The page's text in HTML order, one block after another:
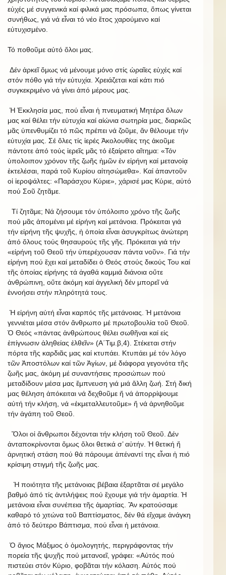
εὐχές μέ συγγενικά καί φιλικά μας πρόσωπα, ὅπως γίνεται
συνήθως, γιά νά εἶναι τό νέο ἔτος χαρούμενο καί
εὐτυχισμένο.
Τό ποθοῦμε αὐτό ὅλοι μας.
Δέν ἀρκεῖ ὅμως νά μένουμε μόνο στίς ὡραῖες εὐχές καί
στόν πόθο γιά τήν εὐτυχία. Χρειάζεται καί κάτι πιό
συγκεκριμένο νά γίνει ἀπό μέρους μας.
Ἡ Ἐκκλησία μας, πού εἶναι ἡ πνευματική Μητέρα ὅλων
μας καί θέλει τήν εὐτυχία καί αἰώνια σωτηρία μας, διαρκῶς
μᾶς ὑπενθυμίζει τό πῶς πρέπει νά ζοῦμε, ἄν θέλουμε τήν
εὐτυχία μας. Σέ ὅλες τίς ἱερές Ἀκολουθίες της ἀκοῦμε
πάντοτε ἀπό τούς ἱερεῖς μᾶς τό ἐξαίρετο αἴτημα: «Τόν
ὑπολοιπον χρόνον τῆς ζωῆς ἡμῶν ἐν εἰρήνη καί μετανοίᾳ
ἐκτελέσαι, παρά τοῦ Κυρίου αἰτησώμεθα». Καί ἀπαντοῦν
οἱ ἱεροψάλτες: «Παράσχου Κύριε», χάρισέ μας Κύριε, αὐτό
πού Σοῦ ζητᾶμε.
Τί ζητᾶμε; Νά ζήσουμε τόν ὑπόλοιπο χρόνο τῆς ζωῆς
πού μᾶς ἀπομένει μέ εἰρήνη καί μετάνοια. Πρόκειται γιά
τήν εἰρήνη τῆς ψυχῆς, ἡ ὁποία εἶναι ἀσυγκρίτως ἀνώτερη
ἀπό ὅλους τούς θησαυρούς τῆς γῆς. Πρόκειται γιά τήν
«εἰρήνη τοῦ Θεοῦ τήν ὑπερέχουσαν πάντα νοῦν». Γιά τήν
εἰρήνη πού ἔχει καί μεταδίδει ὁ Θεός στούς δικούς Του καί
τῆς ὁποίας εἰρήνης τά ἀγαθά καμμιά διάνοια οὔτε
ἀνθρώπινη, οὔτε ἀκόμη καί ἀγγελική δέν μπορεῖ νά
ἐννοήσει στήν πληρότητά τους.
Ἡ εἰρήνη αὐτή εἶναι καρπός τῆς μετάνοιας. Ἡ μετάνοια
γεννιέται μέσα στόν ἄνθρωπο μέ πρωτοβουλία τοῦ Θεοῦ.
Ὁ Θεός «πάντας ἀνθρώπους θέλει σωθῆναι καί εἰς
ἐπίγνωσιν ἀληθείας ἐλθεῖν» (Α΄Τιμ.β,4). Στέκεται στήν
πόρτα τῆς καρδιᾶς μας καί κτυπάει. Κτυπάει μέ τόν λόγο
τῶν Ἀποστόλων καί τῶν Ἁγίων, μέ διάφορα γεγονότα τῆς
ζωῆς μας, ἀκόμη μέ συναντήσεις προσώπων πού
μεταδίδουν μέσα μας ἔμπνευση γιά μιά ἄλλη ζωή. Στή δική
μας θέληση ἀπόκειται νά δεχθοῦμε ἤ νά ἀπορρίψουμε
αὐτή τήν κλήση, νά «ἐκμεταλλευτοῦμε» ἤ νά ἀρνηθοῦμε
τήν ἀγάπη τοῦ Θεοῦ.
Ὅλοι οἱ ἄνθρωποι δέχονται τήν κλήση τοῦ Θεοῦ. Δέν
ἀνταποκρίνονται ὅμως ὅλοι θετικά σ’ αὐτήν. Ἡ θετική ἤ
ἀρνητική στάση πού θά πάρουμε ἀπέναντί της εἶναι ἡ πιό
κρίσιμη στιγμή τῆς ζωῆς μας.
Ἡ ποιότητα τῆς μετάνοιας βέβαια ἐξαρτᾶται σέ μεγάλο
βαθμό ἀπό τίς ἀντιλήψεις πού ἔχουμε γιά τήν ἁμαρτία. Ἡ
μετάνοια εἶναι συνέπεια τῆς ἁμαρτίας. Ἄν κρατούσαμε
καθαρό τό χιτώνα τοῦ Βαπτίσματος, δέν θά εἴχαμε ἀνάγκη
ἀπό τό δεύτερο Βάπτισμα, πού εἶναι ἡ μετάνοια.
Ὁ ἅγιος Μάξιμος ὁ ὁμολογητής, περιγράφοντας τήν
πορεία τῆς ψυχῆς πού μετανοεῖ, γράφει: «Αὐτός πού
πιστεύει στόν Κύριο, φοβᾶται τήν κόλαση. Αὐτός πού